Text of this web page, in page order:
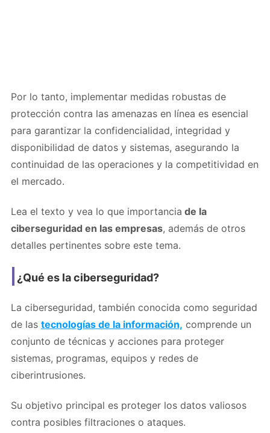
Por lo tanto, implementar medidas robustas de
protección contra las amenazas en línea es esencial
para garantizar la confidencialidad, integridad y
disponibilidad de datos y sistemas, asegurando la
continuidad de las operaciones y la competitividad en
el mercado.
Lea el texto y vea lo que importancia de la
ciberseguridad en las empresas, además de otros
detalles pertinentes sobre este tema.
¿Qué es la ciberseguridad?
La ciberseguridad, también conocida como seguridad
de las tecnologías de la información, comprende un
conjunto de técnicas y acciones para proteger
sistemas, programas, equipos y redes de
ciberintrusiones.
Su objetivo principal es proteger los datos valiosos
contra posibles filtraciones o ataques.